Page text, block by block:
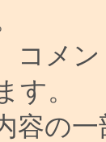
コメ
す。
容の